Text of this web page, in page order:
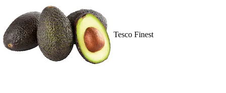
Tesco Finest